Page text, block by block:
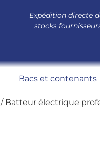
Expédition directe
stocks
Bacs et contenants
/ Batteur électrique